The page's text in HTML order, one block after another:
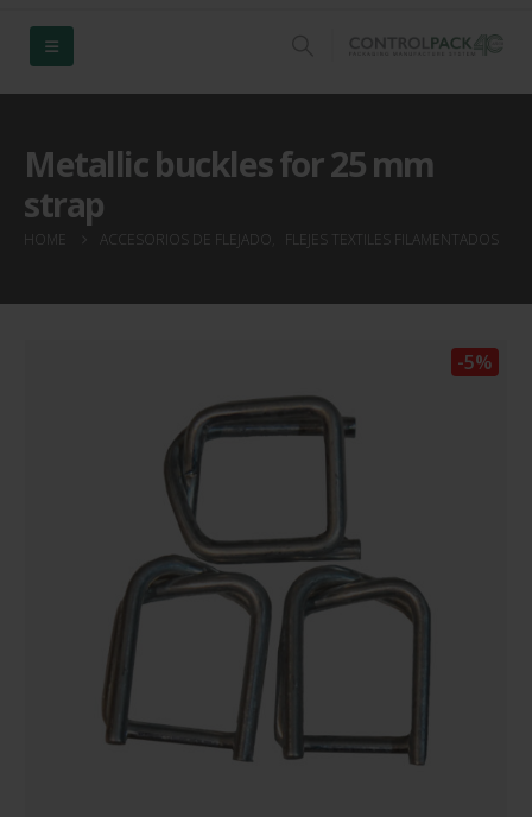
Metallic buckles for 25 mm
strap
HOME ACCESORIOS DE FLEJADO FLEJES TEXTILES FILAMENTADOS
-5%